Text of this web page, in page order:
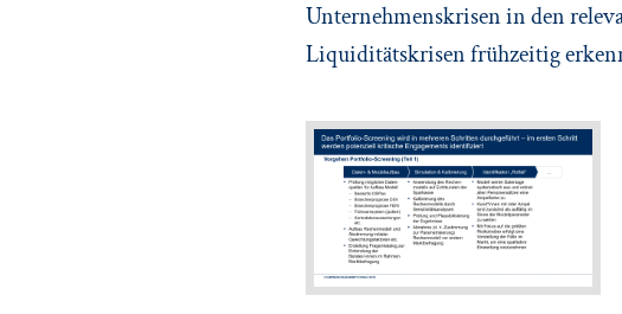
Unternehmenskrisen in den
Liquiditätskrisen frühzeitig